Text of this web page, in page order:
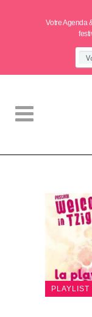
Votre Agenda
PLAYLIST